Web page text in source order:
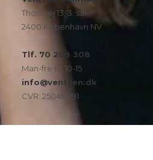
Thoravej 13, 3. sal
2400 København NV
Tlf. 70 208 308
Man-fre kl. 10-15
info@ventilen.dk
CVR: 25048091